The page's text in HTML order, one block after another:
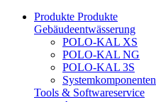
Produkte Produkte
Gebäudeentwässerung
POLO-KAL XS
POLO-KAL NG
POLO-KAL 3S
Systemkomponenten
Tools & Softwareservice